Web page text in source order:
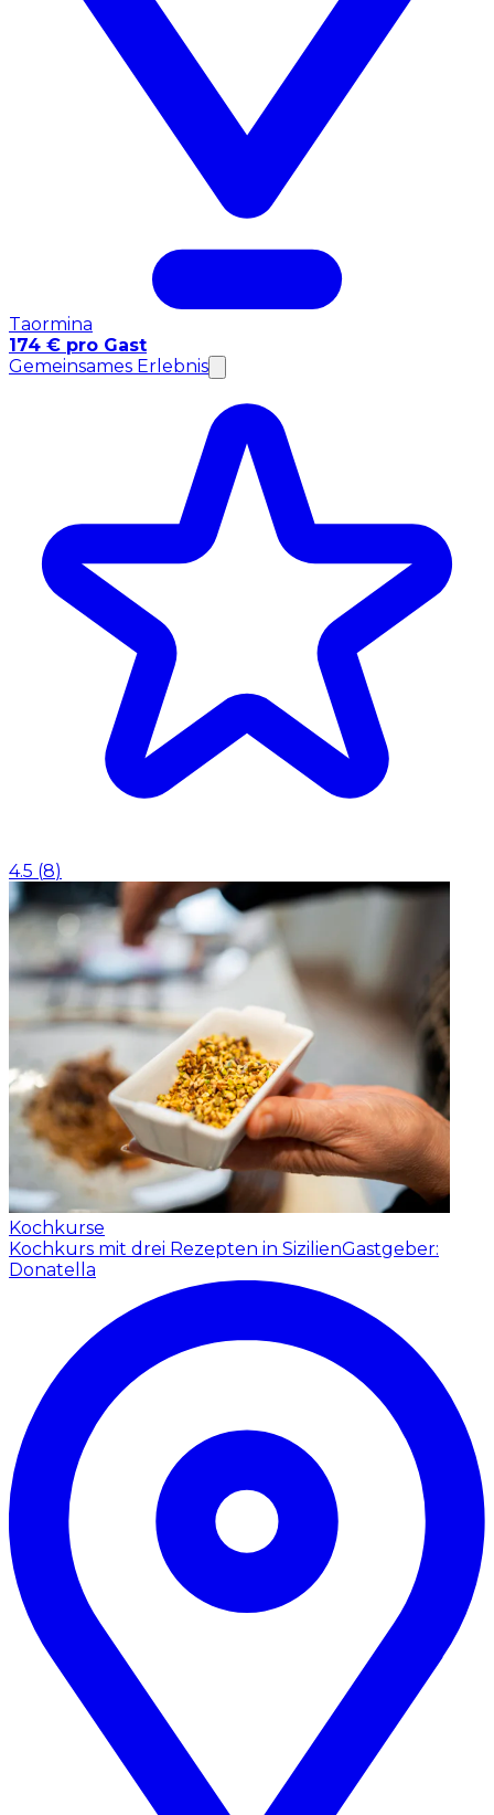
Taormina
174 € pro Gast
Gemeinsames Erlebnis
4.5 (8)
Kochkurse
Kochkurs mit drei Rezepten in SizilienGastgeber:
Donatella